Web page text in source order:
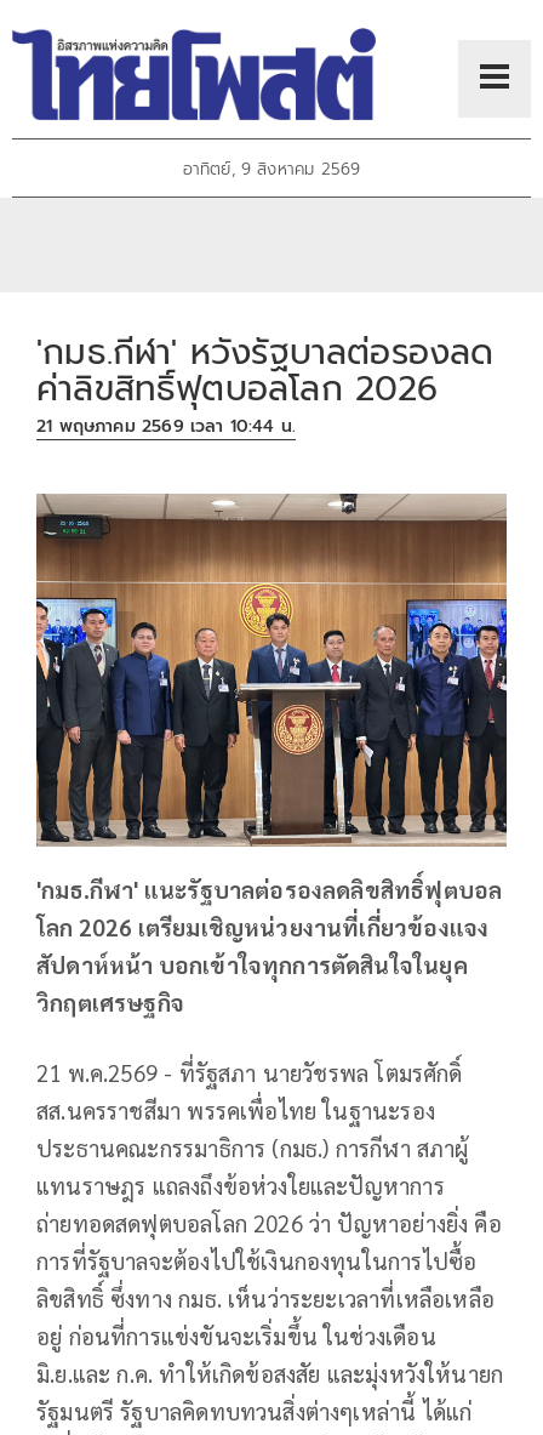
อาทิตย์, 9 สิงหาคม 2569
'กมธ.กีฬา' หวังรัฐบาลต่อรองลด
ค่าลิขสิทธิ์ฟุตบอลโลก 2026
21 พฤษภาคม 2569 เวลา 10:44 น.
'กมธ.กีฬา' แนะรัฐบาลต่อรองลดลิขสิทธิ์ฟุตบอล
โลก 2026 เตรียมเชิญหน่วยงานที่เกี่ยวข้องแจง
สัปดาห์หน้า บอกเข้าใจทุกการตัดสินใจในยุค
วิกฤตเศรษฐกิจ
21 พ.ค.2569 - ที่รัฐสภา นายวัชรพล โตมรศักดิ์
สส.นครราชสีมา พรรคเพื่อไทย ในฐานะรอง
ประธานคณะกรรมาธิการ (กมธ.) การกีฬา สภาผู้
แทนราษฎร แถลงถึงข้อห่วงใยและปัญหาการ
ถ่ายทอดสดฟุตบอลโลก 2026 ว่า ปัญหาอย่างยิ่ง คือ
การที่รัฐบาลจะต้องไปใช้เงินกองทุนในการไปซื้อ
ลิขสิทธิ์ ซึ่งทาง กมธ. เห็นว่าระยะเวลาที่เหลือเหลือ
อยู่ ก่อนที่การแข่งขันจะเริ่มขึ้น ในช่วงเดือน
มิ.ย.และ ก.ค. ทำให้เกิดข้อสงสัย และมุ่งหวังให้นายก
รัฐมนตรี รัฐบาลคิดทบทวนสิ่งต่างๆเหล่านี้ ได้แก่